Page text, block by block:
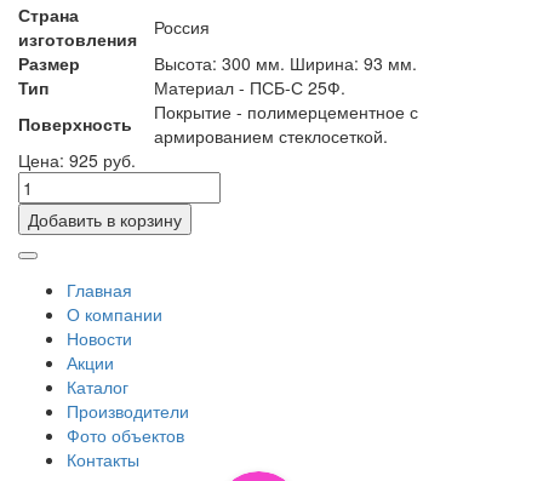
Страна
изготовления
Россия
Размер
Высота: 300 мм. Ширина: 93 мм.
Тип
Материал - ПСБ-С 25Ф.
Поверхность
Покрытие - полимерцементное с
армированием стеклосеткой.
Цена: 925 руб.
Добавить в корзину
Главная
О компании
Новости
Акции
Каталог
Производители
Фото объектов
Контакты